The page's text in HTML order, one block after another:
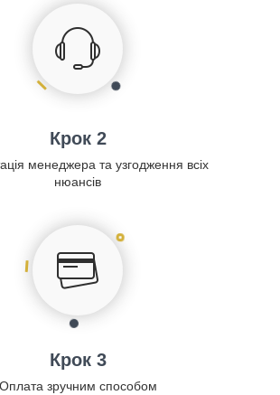
Крок 2
менеджера та узгодження всіх
нюансів
Крок 3
Оплата зручним способом